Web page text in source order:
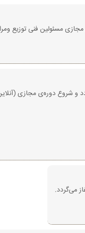
مسئولین فنی تولیدکنندگان-واردکنندگان از روز یکشنبه مورخ1402/05/15